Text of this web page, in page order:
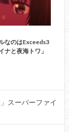
なのはExceeds3
ナと夜海トワ」
スーパーファイ